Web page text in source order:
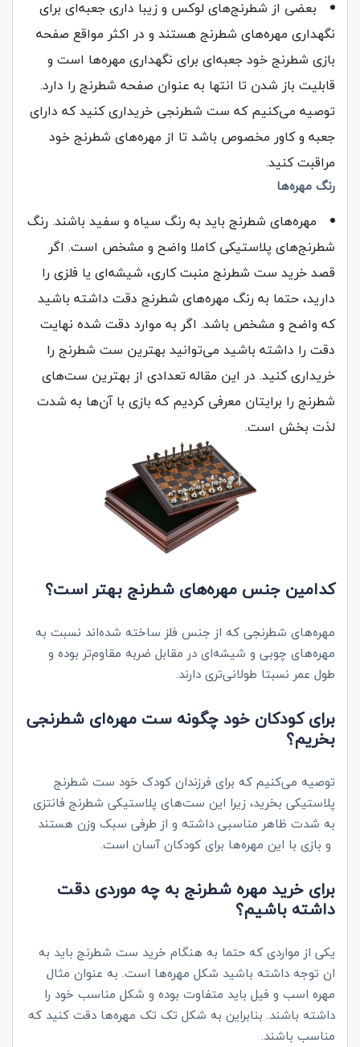
بعضی از شطرنج‌های لوکس و زیبا داری جعبه‌ای برای
نگهداری مهره‌های شطرنج هستند و در اکثر مواقع صفحه
بازی شطرنج خود جعبه‌ای برای نگهداری مهره‌ها است و
قابلیت باز شدن تا انتها به عنوان صفحه شطرنج را دارد.
توصیه می‌کنیم که ست شطرنجی خریداری کنید که دارای
جعبه و کاور مخصوص باشد تا از مهره‌های شطرنج خود
مراقبت کنید‌.
رنگ مهره‌ها
مهره‌های شطرنج باید به رنگ سیاه و سفید باشند. رنگ
شطرنج‌های پلاستیکی کاملا واضح و مشخص است. اگر
قصد خرید ست شطرنج منبت‌ کاری، شیشه‌ای یا فلزی را
دارید، حتما به رنگ مهره‌های شطرنج دقت داشته باشید
که واضح و مشخص باشد. اگر به موارد دقت شده نهایت
دقت را داشته باشید می‌توانید بهترین ست شطرنج را
خریداری کنید. در این مقاله تعدادی از بهترین ست‌های
شطرنج را برایتان معرفی کردیم که بازی با آن‌ها به شدت
لذت بخش است.
کدامین جنس مهره‌های شطرنج بهتر است؟
مهره‌های شطرنجی که از جنس فلز ساخته شده‌اند نسبت به
مهره‌های چوبی و شیشه‌ای در مقابل ضربه مقاوم‌تر بوده و
طول عمر نسبتا طولانی‌تری دارند.
برای کودکان خود چگونه ست مهره‌ای شطرنجی
بخریم؟
توصیه می‌کنیم که برای فرزندان کودک خود ست شطرنج
پلاستیکی بخرید، زیرا این ست‌های پلاستیکی شطرنج فانتزی
به شدت ظاهر مناسبی داشته و از طرفی سبک وزن هستند
و بازی با این مهره‌ها برای کودکان آسان است.
برای خرید مهره شطرنج به چه موردی دقت
داشته باشیم؟
یکی از مواردی که حتما به هنگام خرید ست شطرنج باید به
ان توجه داشته باشید شکل مهره‌ها است. به عنوان مثال
مهره اسب و فیل باید متفاوت بوده و شکل مناسب خود را
داشته باشند. بنابراین به شکل تک تک مهره‌ها دقت کنید که
مناسب باشند.